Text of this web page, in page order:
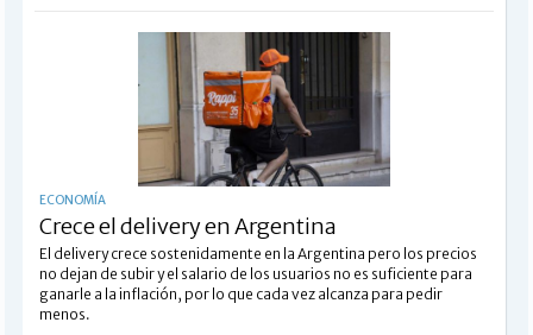
ECONOMÍA
Crece el delivery en Argentina
El delivery crece sostenidamente en la Argentina pero los precios
no dejan de subir y el salario de los usuarios no es suficiente para
ganarle a la inflación, por lo que cada vez alcanza para pedir
menos.